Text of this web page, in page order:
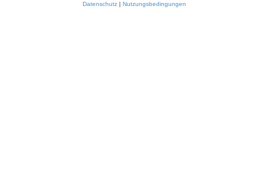
Datenschutz | Nutzungsbedingungen